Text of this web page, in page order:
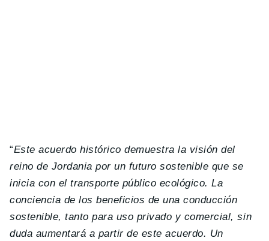
“Este acuerdo histórico demuestra la visión del
reino de Jordania por un futuro sostenible que se
inicia con el transporte público ecológico. La
conciencia de los beneficios de una conducción
sostenible, tanto para uso privado y comercial, sin
duda aumentará a partir de este acuerdo. Un